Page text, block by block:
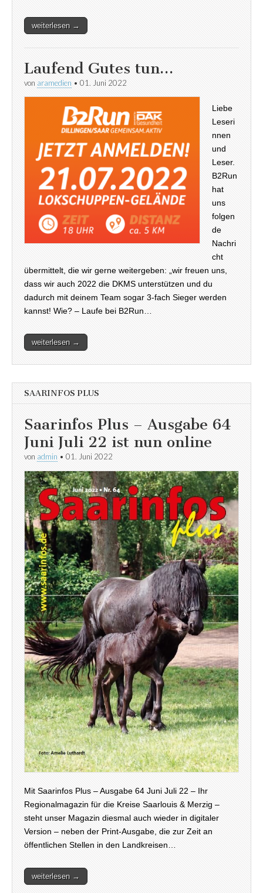
weiterlesen →
Laufend Gutes tun…
von aramedien • 01. Juni 2022
Liebe
Leseri
nnen
und
Leser.
B2Run
hat
uns
folgen
de
Nachri
cht
übermittelt, die wir gerne weitergeben: „wir freuen uns,
dass wir auch 2022 die DKMS unterstützen und du
dadurch mit deinem Team sogar 3-fach Sieger werden
kannst! Wie? – Laufe bei B2Run…
weiterlesen →
SAARINFOS PLUS
Saarinfos Plus – Ausgabe 64
Juni Juli 22 ist nun online
von admin • 01. Juni 2022
Mit Saarinfos Plus – Ausgabe 64 Juni Juli 22 – Ihr
Regionalmagazin für die Kreise Saarlouis & Merzig –
steht unser Magazin diesmal auch wieder in digitaler
Version – neben der Print-Ausgabe, die zur Zeit an
öffentlichen Stellen in den Landkreisen…
weiterlesen →